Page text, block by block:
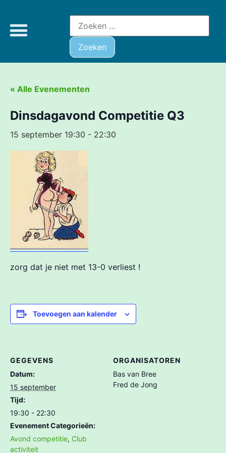
« Alle Evenementen
Dinsdagavond Competitie Q3
15 september 19:30 - 22:30
zorg dat je niet met 13-0 verliest !
Toevoegen aan kalender
GEGEVENS
Datum:
15 september
Tijd:
19:30 - 22:30
Evenement Categorieën:
Avond competitie, Club
activiteit
ORGANISATOREN
Bas van Bree
Fred de Jong